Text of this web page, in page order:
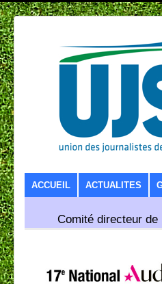
SKIP TO CONTENT
ACCUEIL ACTUALITES
Comité directeur de